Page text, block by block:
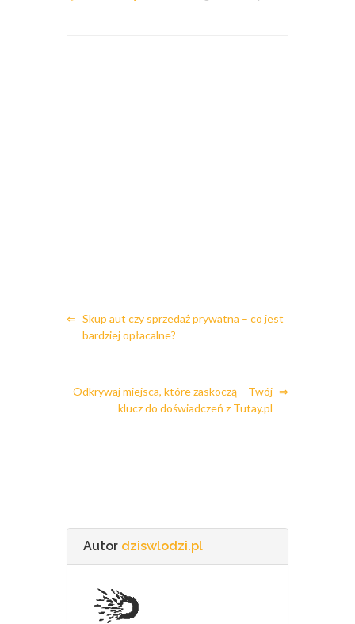
⇐ Skup aut czy sprzedaż prywatna – co jest
bardziej opłacalne?
Odkrywaj miejsca, które zaskoczą – Twój
klucz do doświadczeń z Tutay.pl
⇒
Autor dziswlodzi.pl